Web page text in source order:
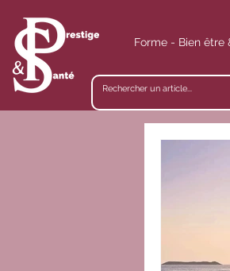
Forme - Bien être